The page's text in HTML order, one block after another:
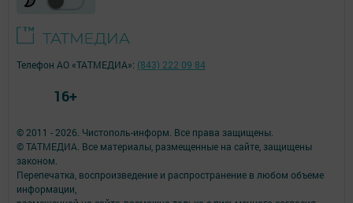
© 2011 - 2026. Чистополь-информ. Все права защищены.
© ТАТМЕДИА. Все материалы, размещенные на сайте, защищены
законом.
Перепечатка, воспроизведение и распространение в любом объеме
информации,
Телефон АО «ТАТМЕДИА»: (843) 222 09 84
16+